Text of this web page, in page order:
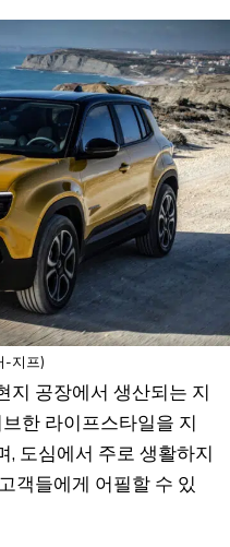
-지프)
지 공장에서 생산되는 지
한 라이프스타일을 지
, 도심에서 주로 생활하지
객들에게 어필할 수 있